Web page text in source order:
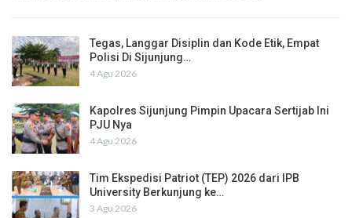
Tegas, Langgar Disiplin dan Kode Etik, Empat
Polisi Di Sijunjung…
4 Agu 2026
Kapolres Sijunjung Pimpin Upacara Sertijab Ini
PJU Nya
4 Agu 2026
Tim Ekspedisi Patriot (TEP) 2026 dari IPB
University Berkunjung ke…
3 Agu 2026